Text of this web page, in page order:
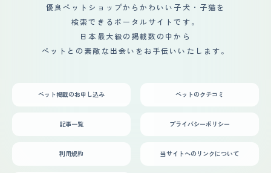
るので外した時はお掃除するのが大変でしたし、トイレを
子供が触ったりするのでそれを防ぐ対策をするのも大変で
した。いまは上手にトイレができるようになりました。人
間より覚えが早くてびっくりです。うちのワンちゃんはほ
んとに繊細なのでなにかあるとすぐ下痢になってしまいま
優良ペットショップからかわいい子犬・子猫を
検索できるポータルサイトです。
日本最大級の掲載数の中から
ペットとの素敵な出会いをお手伝いいたします。
ペット掲載のお申し込み ペットのクチコミ
記事一覧 プライバシーポリシー
利用規約 当サイトへのリンクについて